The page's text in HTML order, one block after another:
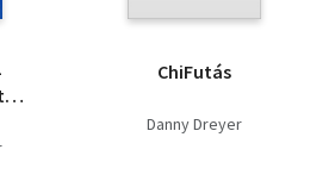
ChiFutás
Danny Dreyer